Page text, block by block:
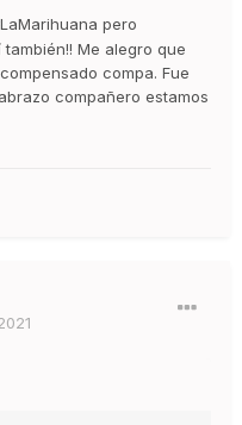
pero
Me alegro que
compa. Fue
compañero estamos